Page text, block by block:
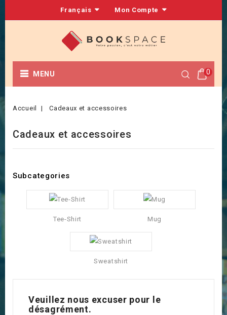
Français Mon Compte
0
MENU
Accueil Cadeaux et accessoires
Cadeaux et accessoires
Subcategories
Tee-Shirt Mug
Sweatshirt
Veuillez nous excuser pour le
désagrément.